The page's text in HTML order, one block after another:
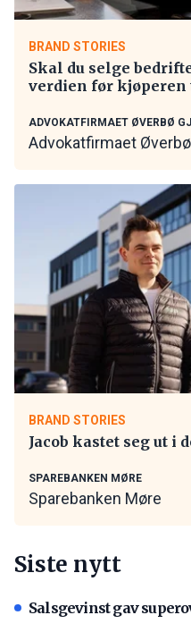
BRAND STORIES
Skal du selge
verdien før
ADVOKATFIRMAET ØVERBØ
Advokatfirmaet
BRAND STORIES
Jacob kastet seg ut i
SPAREBANKEN MØRE
Sparebanken Møre
Siste nytt
Salsgevinst gav